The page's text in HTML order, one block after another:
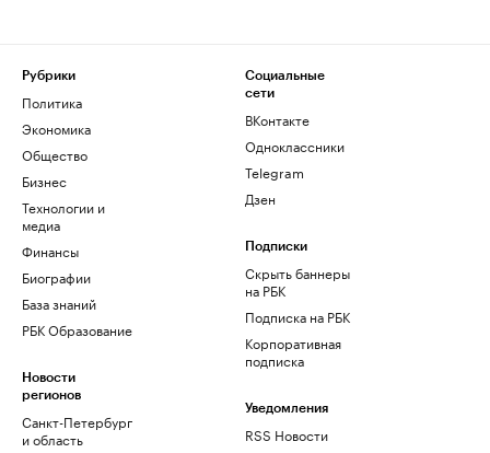
Рубрики
Политика
Экономика
Общество
Бизнес
Технологии и
медиа
Финансы
Биографии
База знаний
РБК Образование
Новости
регионов
Санкт-Петербург
и область
Социальные
сети
ВКонтакте
Одноклассники
Telegram
Дзен
Подписки
Скрыть баннеры
на РБК
Подписка на РБК
Корпоративная
подписка
Уведомления
RSS Новости